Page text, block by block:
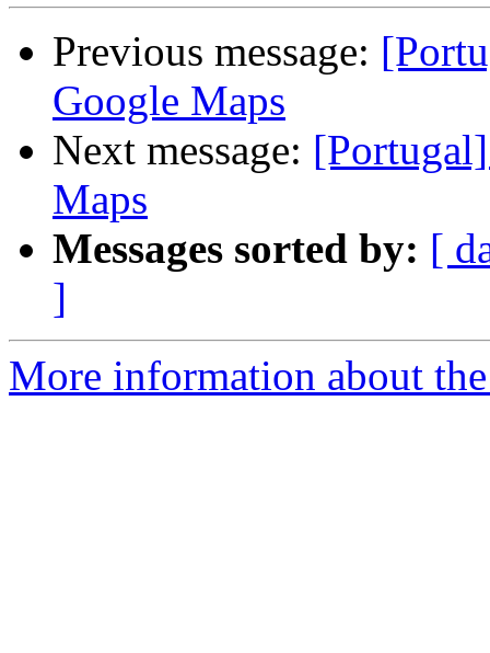
Previous message:
Google Maps
Next message:
Maps
Messages sorted by: [
]
More information about